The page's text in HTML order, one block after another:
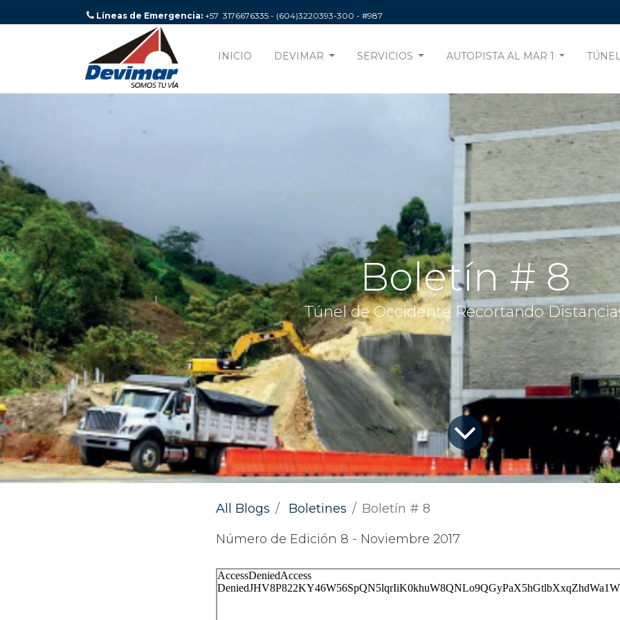
Líneas de Emergencia: +57 3176676335 - (604)3220393-300 - #987
INICIO DEVIMAR SERVICIOS AUTOPISTA AL MAR 1
Boletín # 8
Túnel de Occidente Recortando
All Blogs Boletines
Boletín # 8
Número de Edición 8 - Noviembre 2017